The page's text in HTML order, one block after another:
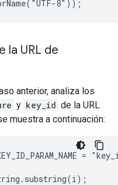
la URL de
anterior, analiza los
y key_id de la URL
muestra a continuación:
=